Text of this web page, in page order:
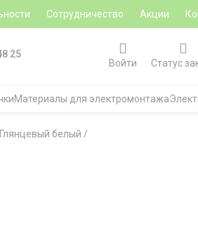
Сотрудничество Акции
25
Войти
Статус
Материалы для электромонтажа
Глянцевый белый /